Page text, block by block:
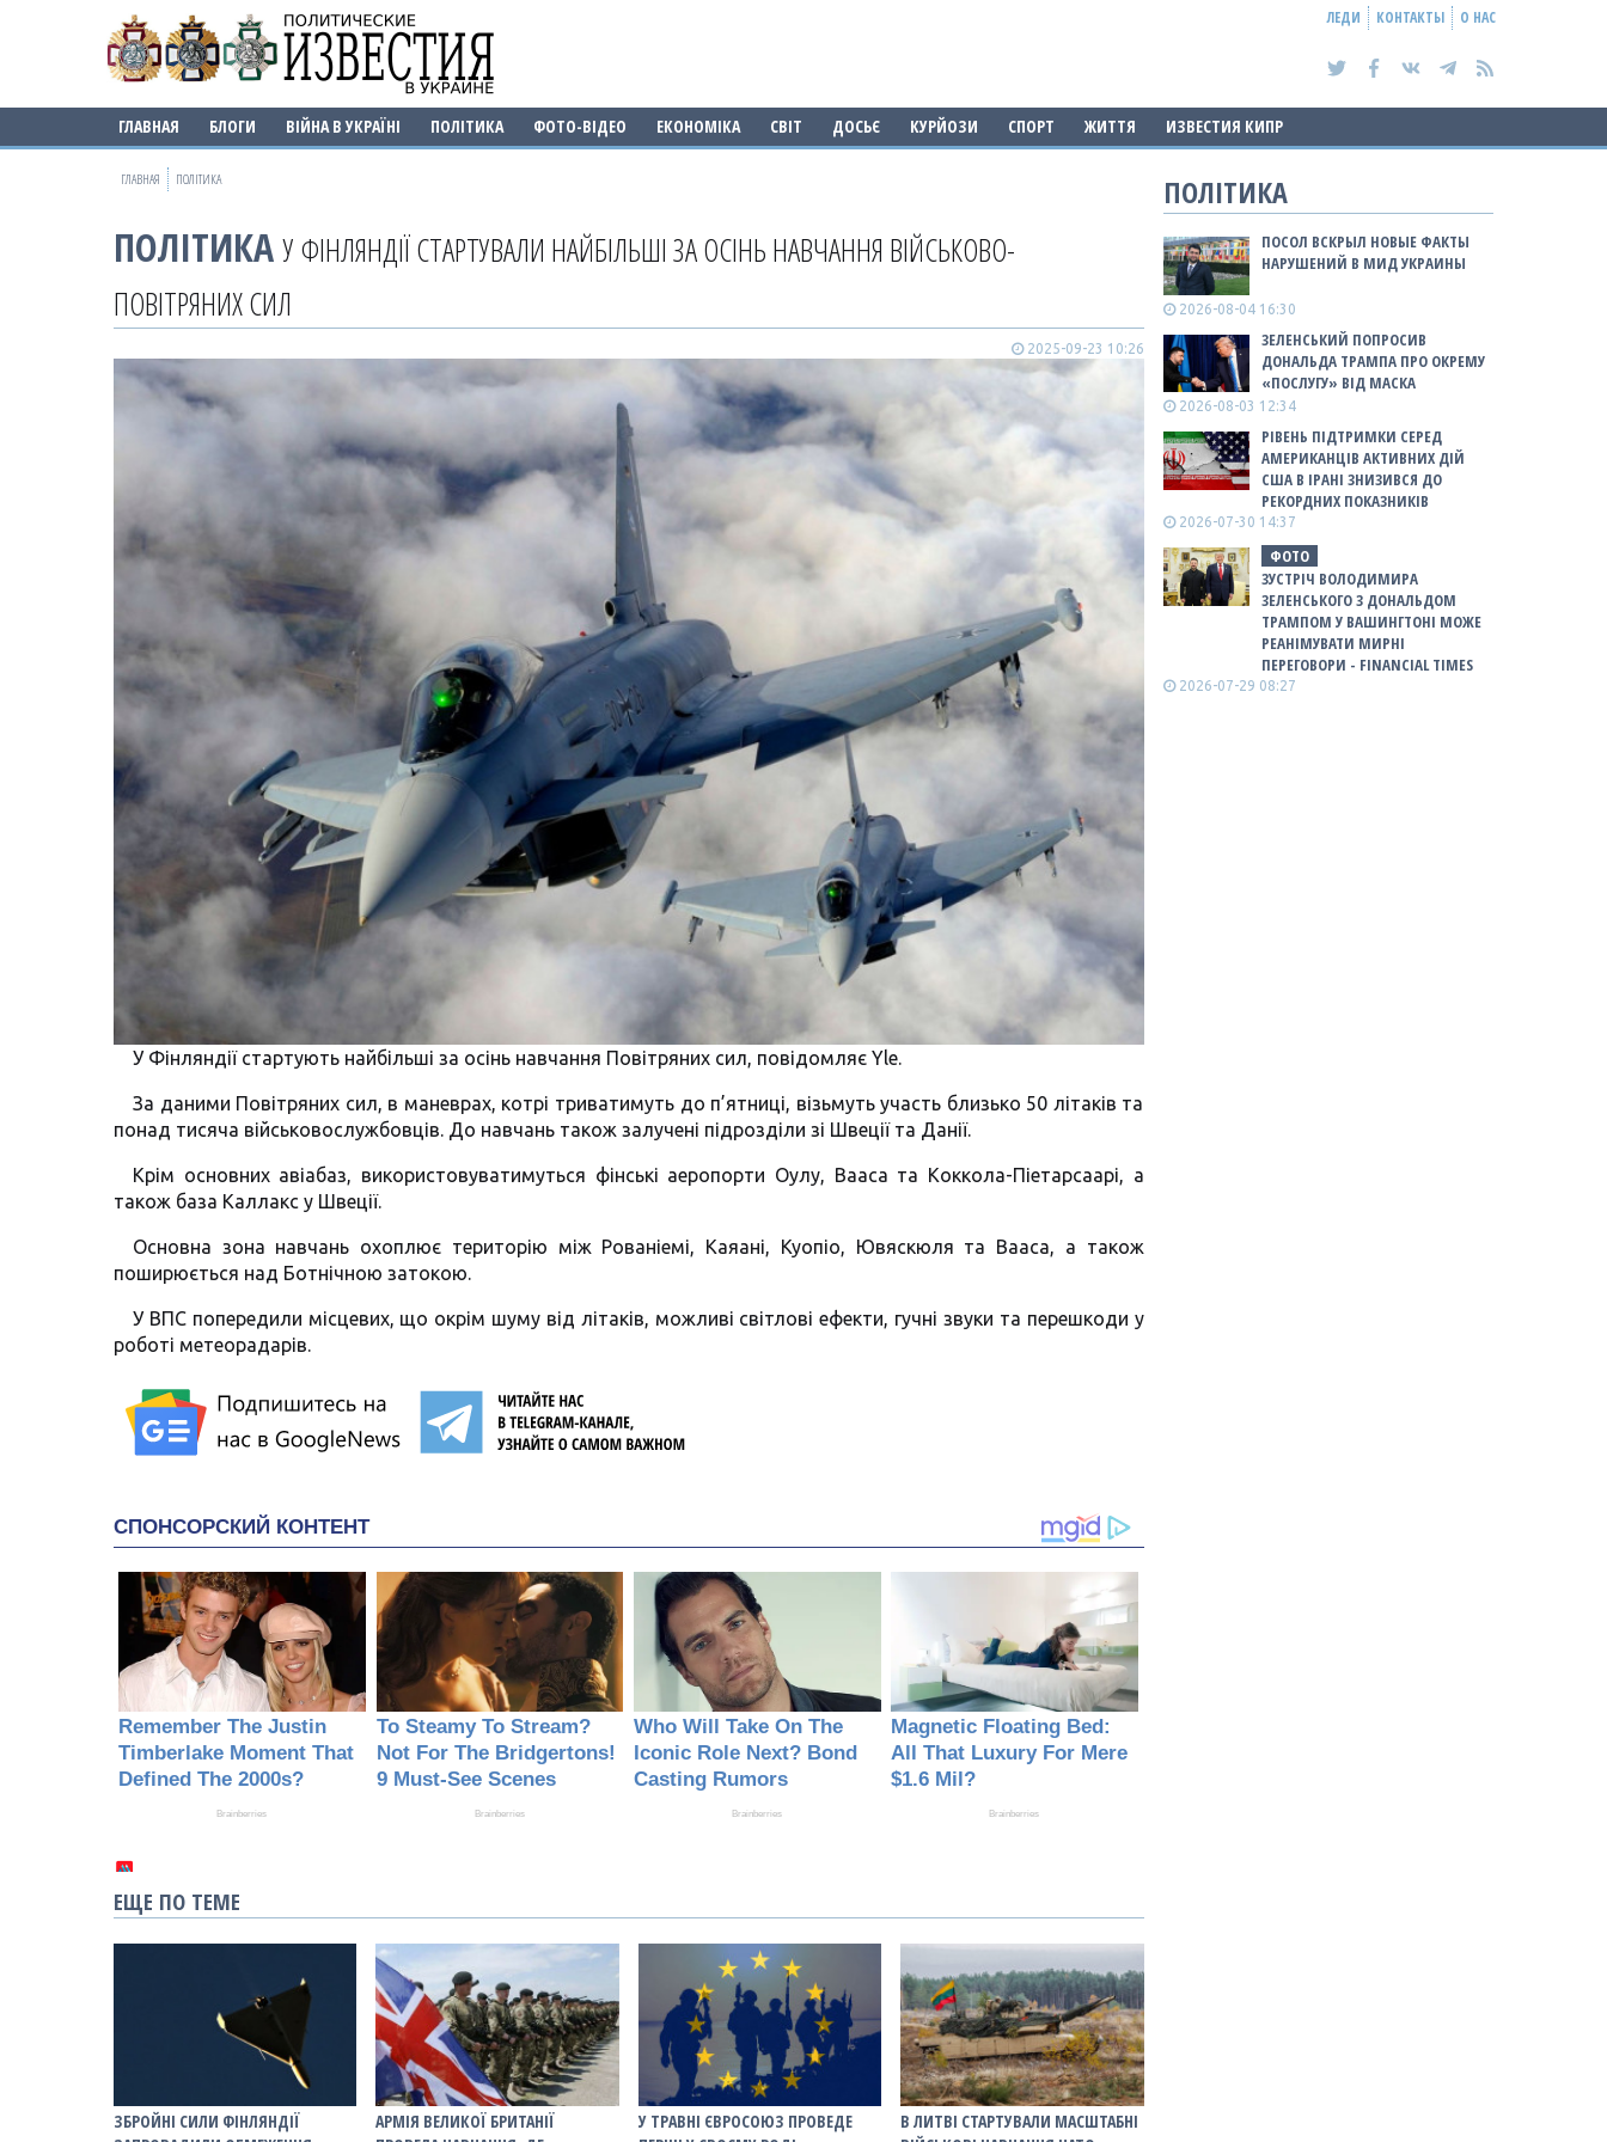
ЛЕДИ КОНТАКТЫ О НАС
ГЛАВНАЯ БЛОГИ ВІЙНА В УКРАЇНІ ПОЛІТИКА ФОТО-ВІДЕО ЕКОНОМІКА СВІТ ДОСЬЄ КУРЙОЗИ СПОРТ ЖИТТЯ ИЗВЕСТИЯ КИПР
ГЛАВНАЯ ПОЛІТИКА
ПОЛІТИКА У ФІНЛЯНДІЇ СТАРТУВАЛИ НАЙБІЛЬШІ ЗА ОСІНЬ НАВЧАННЯ ВІЙСЬКОВО-
ПОВІТРЯНИХ СИЛ
2025-09-23 10:26
У Фінляндії стартують найбільші за осінь навчання Повітряних сил, повідомляє Yle.
За даними Повітряних сил, в маневрах, котрі триватимуть до п’ятниці, візьмуть участь близько 50 літаків та
понад тисяча військовослужбовців. До навчань також залучені підрозділи зі Швеції та Данії.
Крім основних авіабаз, використовуватимуться фінські аеропорти Оулу, Вааса та Коккола-Піетарсаарі, а
також база Каллакс у Швеції.
Основна зона навчань охоплює територію між Рованіемі, Каяані, Куопіо, Ювяскюля та Вааса, а також
поширюється над Ботнічною затокою.
У ВПС попередили місцевих, що окрім шуму від літаків, можливі світлові ефекти, гучні звуки та перешкоди у
роботі метеорадарів.
ЕЩЕ ПО ТЕМЕ
ЗБРОЙНІ СИЛИ ФІНЛЯНДІЇ
АРМІЯ ВЕЛИКОЇ БРИТАНІЇ
У ТРАВНІ ЄВРОСОЮЗ ПРОВЕДЕ
В ЛИТВІ СТАРТУВАЛИ МАСШТАБНІ
ПОЛІТИКА
ПОСОЛ ВСКРЫЛ НОВЫЕ ФАКТЫ
НАРУШЕНИЙ В МИД УКРАИНЫ
2026-08-04 16:30
ЗЕЛЕНСЬКИЙ ПОПРОСИВ
ДОНАЛЬДА ТРАМПА ПРО ОКРЕМУ
«ПОСЛУГУ» ВІД МАСКА
2026-08-03 12:34
РІВЕНЬ ПІДТРИМКИ СЕРЕД
АМЕРИКАНЦІВ АКТИВНИХ ДІЙ
США В ІРАНІ ЗНИЗИВСЯ ДО
РЕКОРДНИХ ПОКАЗНИКІВ
2026-07-30 14:37
ФОТО
ЗУСТРІЧ ВОЛОДИМИРА
ЗЕЛЕНСЬКОГО З ДОНАЛЬДОМ
ТРАМПОМ У ВАШИНГТОНІ МОЖЕ
РЕАНІМУВАТИ МИРНІ
ПЕРЕГОВОРИ - FINANCIAL TIMES
2026-07-29 08:27